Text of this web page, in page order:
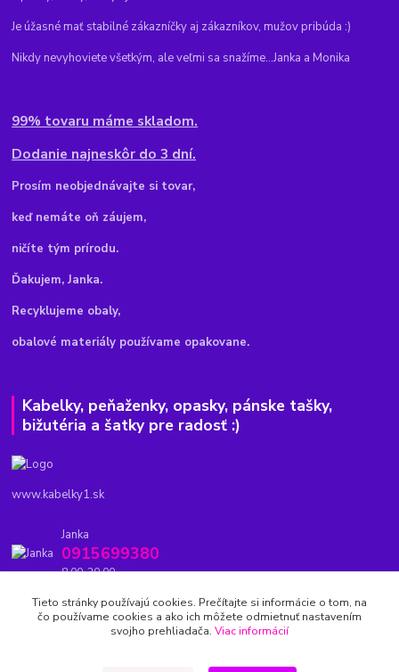
Je úžasné mať stabilné zákazníčky aj zákazníkov, mužov pribúda :)
Nikdy nevyhoviete všetkým, ale veľmi sa snažíme...Janka a Monika
99% tovaru máme skladom.
Dodanie najneskôr do 3 dní.
Prosím neobjednávajte si tovar,
keď nemáte oň záujem,
ničíte tým prírodu.
Ďakujem, Janka.
Recyklujeme obaly,
obalové materiály používame opakovane.
Kabelky, peňaženky, opasky, pánske tašky,
bižutéria a šatky pre radosť :)
www.kabelky1.sk
Janka
0915699380
8.00-20.00
kabelky1.sk@gmail.com
Tieto stránky používajú cookies. Prečítajte si informácie o tom, na
čo používame cookies a ako ich môžete odmietnuť nastavením
svojho prehliadača. Viac informácií